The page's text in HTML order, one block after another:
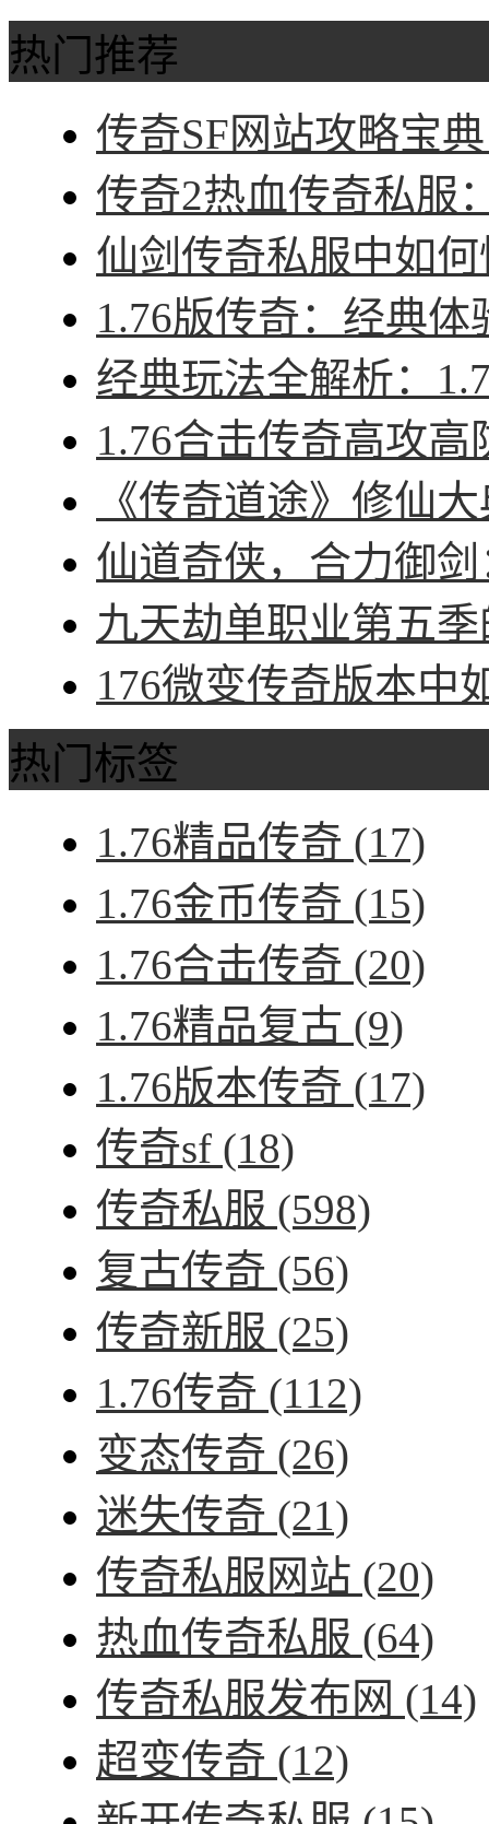
热门推荐
传奇SF网站攻略宝
传奇2热血传奇私服
仙剑传奇私服中如
1.76版传奇：经典
经典玩法全解析：
1.76合击传奇高攻
《传奇道途》修仙
仙道奇侠，合力御
九天劫单职业第五
176微变传奇版本中
热门标签
1.76精品传奇 (17)
1.76金币传奇 (15)
1.76合击传奇 (20)
1.76精品复古 (9)
1.76版本传奇 (17)
传奇sf (18)
传奇私服 (598)
复古传奇 (56)
传奇新服 (25)
1.76传奇 (112)
变态传奇 (26)
迷失传奇 (21)
传奇私服网站 (20)
热血传奇私服 (64)
传奇私服发布网 (14)
超变传奇 (12)